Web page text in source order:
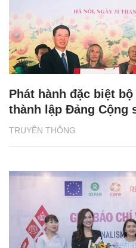
TRUYỀN THÔNG
Phát hành đặc biệt
thành lập Đảng Cộng